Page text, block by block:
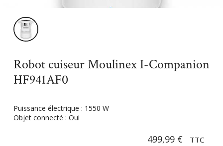
Accueil
Robot cuiseur Moulinex I-Companion
HF941AF0
Puissance électrique : 1550 W
Objet connecté : Oui
499,99 € TTC